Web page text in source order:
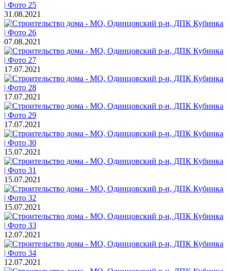
31.08.2021
07.08.2021
17.07.2021
17.07.2021
17.07.2021
15.07.2021
15.07.2021
15.07.2021
12.07.2021
12.07.2021